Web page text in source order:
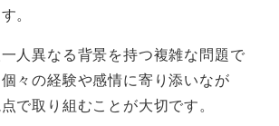
。
人異なる背景を持つ複雑な問題で
々の経験や感情に寄り添いなが
で取り組むことが大切です。